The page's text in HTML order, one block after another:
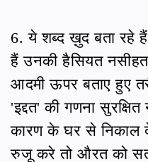
6. ये शब्द ख़ुद बता रहे
हैं उनकी हैसियत
आदमी ऊपर बताए हुए
'इद्दत' की गणना
कारण के घर से निकाल
रुजू करे तो औरत को